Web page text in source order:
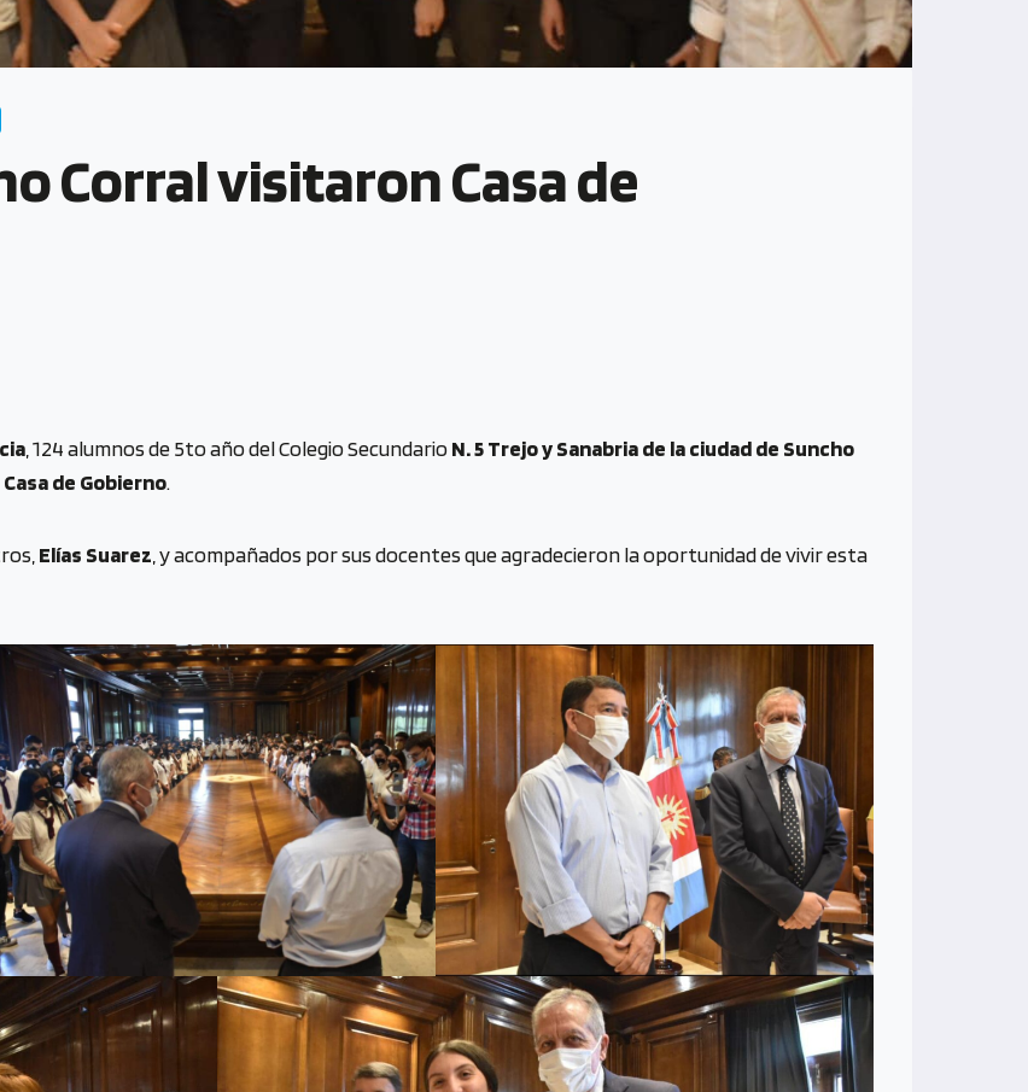
Corral visitaron Casa de
, 124 alumnos de 5to año del Colegio SecundarioN. 5 Trejo y Sanabria de la ciudad de Suncho
Casa de Gobierno.
Elías Suarez , y acompañados por sus docentes que agradecieron la oportunidad de vivir esta